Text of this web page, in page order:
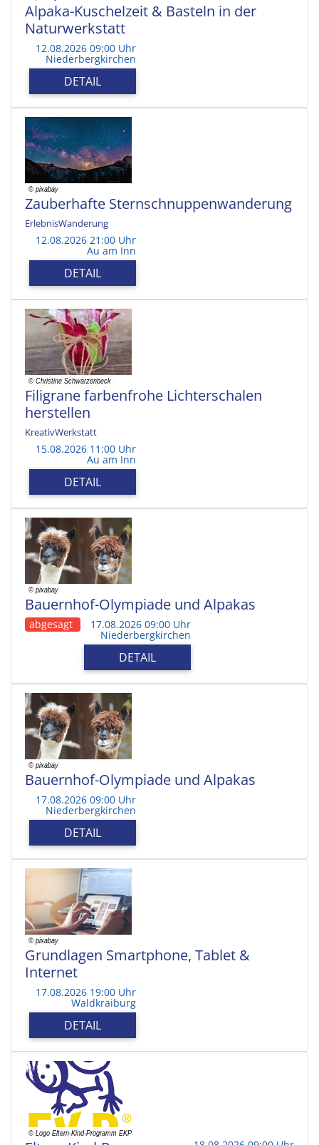
Alpaka-Kuschelzeit & Basteln in der
Naturwerkstatt
12.08.2026 09:00 Uhr
Niederbergkirchen
DETAIL
Zauberhafte Sternschnuppenwanderung
ErlebnisWanderung
12.08.2026 21:00 Uhr
Au am Inn
DETAIL
Filigrane farbenfrohe Lichterschalen
herstellen
KreativWerkstatt
15.08.2026 11:00 Uhr
Au am Inn
DETAIL
Bauernhof-Olympiade und Alpakas
abgesagt 17.08.2026 09:00 Uhr
Niederbergkirchen
DETAIL
Bauernhof-Olympiade und Alpakas
17.08.2026 09:00 Uhr
Niederbergkirchen
DETAIL
Grundlagen Smartphone, Tablet &
Internet
17.08.2026 19:00 Uhr
Waldkraiburg
DETAIL